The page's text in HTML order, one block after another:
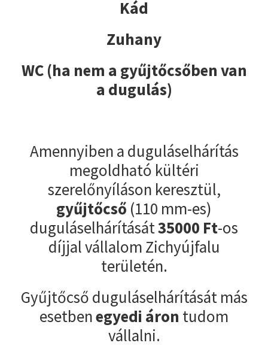
Kád
Zuhany
WC (ha nem a gyűjtőcsőben van
a dugulás)
Amennyiben a duguláselhárítás
megoldható kültéri
szerelőnyíláson keresztül,
gyűjtőcső (110 mm-es)
duguláselhárítását35000 Ft-os
díjjal vállalom Zichyújfalu
területén.
Gyűjtőcső duguláselhárítását más
esetbenegyedi áron tudom
vállalni.